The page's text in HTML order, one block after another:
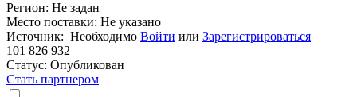
Регион: Не задан
Место поставки: Не указано
Источник: Необходимо Войти или Зарегистрироваться
101 826 932
Статус: Опубликован
Стать партнером